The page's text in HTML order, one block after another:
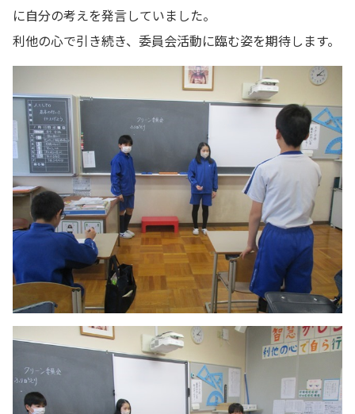
に自分の考えを発言していました。
利他の心で引き続き、委員会活動に臨む姿を期待します。